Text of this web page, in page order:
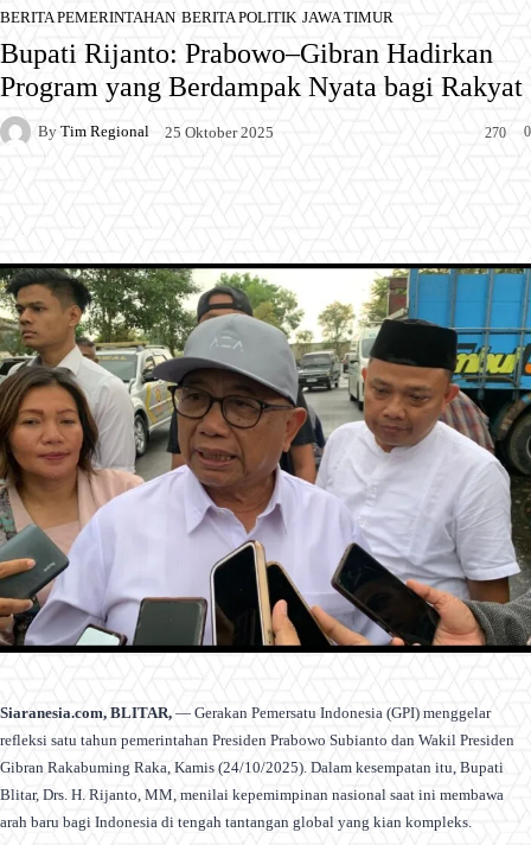
BERITA PEMERINTAHAN BERITA POLITIK JAWA TIMUR
Bupati Rijanto: Prabowo–Gibran Hadirkan
Program yang Berdampak Nyata bagi Rakyat
By Tim Regional 25 Oktober 2025 0
270
Siaranesia.com, BLITAR, — Gerakan Pemersatu Indonesia (GPI) menggelar
refleksi satu tahun pemerintahan Presiden Prabowo Subianto dan Wakil Presiden
Gibran Rakabuming Raka, Kamis (24/10/2025). Dalam kesempatan itu, Bupati
Blitar, Drs. H. Rijanto, MM, menilai kepemimpinan nasional saat ini membawa
arah baru bagi Indonesia di tengah tantangan global yang kian kompleks.